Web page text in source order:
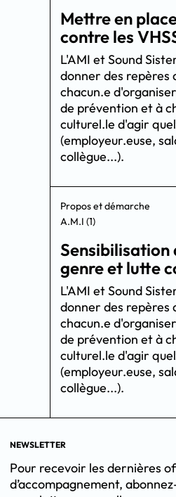
Mettre en
contre les
L'AMI et Sound
donner des
chacun.e
de prévention et à
culturel.le d'agir
(employeur.euse,
collègue...).
Propos et démarche
A.M.I (1)
Sensibilisation
genre et lutte
L'AMI et Sound
donner des
chacun.e
de prévention et à
culturel.le d'agir
(employeur.euse,
collègue...).
NEWSLETTER
Pour recevoir les dernières
d’accompagnement,